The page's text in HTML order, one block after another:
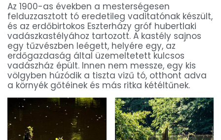
Az 1900-as években a mesterségesen
felduzzasztott tó eredetileg vaditatónak készült,
és az erdőbirtokos Eszterházy gróf hubertlaki
vadászkastélyához tartozott. A kastély sajnos
egy tűzvészben leégett, helyére egy, az
erdőgazdaság által üzemeltetett kulcsos
vadászház épült. Innen nem messze, egy kis
völgyben húzódik a tiszta vizű tó, otthont adva
a környék gőtéinek és más ritka kétéltűnek.